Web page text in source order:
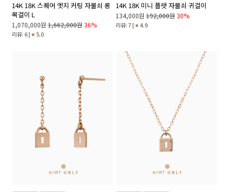
14K 18K 스퀘어 엣지 커팅 자물쇠 롱
목걸이 L
1,070,000원 1,662,000원 36%
리뷰: 6 | 5.0
14K 18K 미니 플랫 자물쇠 귀걸이
134,000원 192,000원 30%
리뷰: 7 | 4.9